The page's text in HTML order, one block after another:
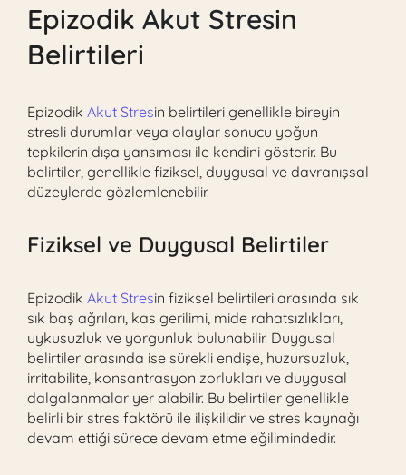
Epizodik Akut Stresin
Belirtileri
Epizodik Akut Stresin belirtileri genellikle bireyin
stresli durumlar veya olaylar sonucu yoğun
tepkilerin dışa yansıması ile kendini gösterir. Bu
belirtiler, genellikle fiziksel, duygusal ve davranışsal
düzeylerde gözlemlenebilir.
Fiziksel ve Duygusal Belirtiler
Epizodik Akut Stresin fiziksel belirtileri arasında sık
sık baş ağrıları, kas gerilimi, mide rahatsızlıkları,
uykusuzluk ve yorgunluk bulunabilir. Duygusal
belirtiler arasında ise sürekli endişe, huzursuzluk,
irritabilite, konsantrasyon zorlukları ve duygusal
dalgalanmalar yer alabilir. Bu belirtiler genellikle
belirli bir stres faktörü ile ilişkilidir ve stres kaynağı
devam ettiği sürece devam etme eğilimindedir.